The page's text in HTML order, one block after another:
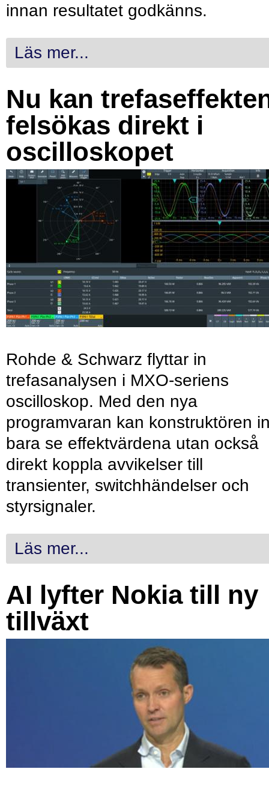
innan resultatet godkänns.
Läs mer...
Nu kan
felsökas direkt i
oscilloskopet
Rohde & Schwarz flyttar in
trefasanalysen i MXO-seriens
oscilloskop. Med den nya
programvaran kan konstruktören
bara se effektvärdena utan också
direkt koppla avvikelser till
transienter, switchhändelser och
styrsignaler.
Läs mer...
AI lyfter Nokia till ny
tillväxt